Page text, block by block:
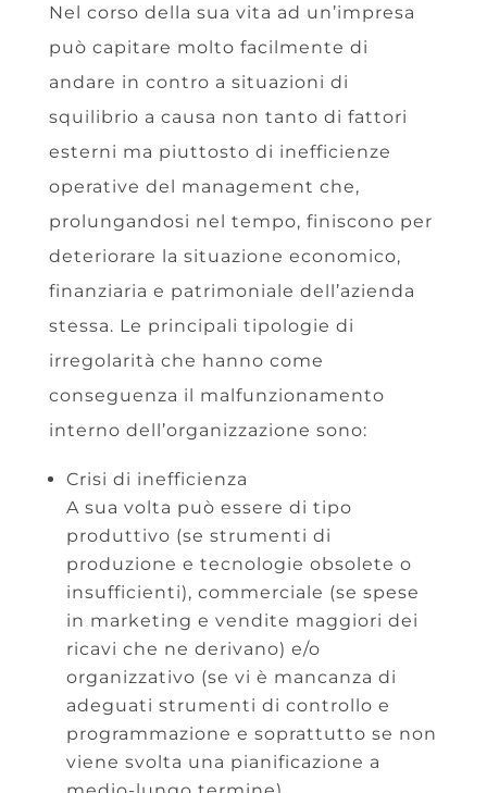
Nel corso della sua vita ad un’impresa
può capitare molto facilmente di
andare in contro a situazioni di
squilibrio a causa non tanto di fattori
esterni ma piuttosto di inefficienze
operative del management che,
prolungandosi nel tempo, finiscono per
deteriorare la situazione economico,
finanziaria e patrimoniale dell’azienda
stessa. Le principali tipologie di
irregolarità che hanno come
conseguenza il malfunzionamento
interno dell’organizzazione sono:
Crisi di inefficienza
A sua volta può essere di tipo
produttivo (se strumenti di
produzione e tecnologie obsolete o
insufficienti), commerciale (se spese
in marketing e vendite maggiori dei
ricavi che ne derivano) e/o
organizzativo (se vi è mancanza di
adeguati strumenti di controllo e
programmazione e soprattutto se non
viene svolta una pianificazione a